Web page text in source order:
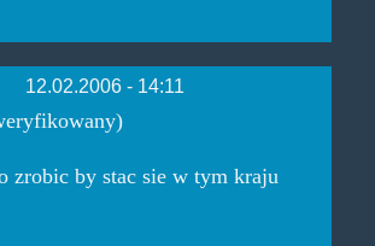
12.02.2006 - 14:11
zrobic by stac sie w tym kraju